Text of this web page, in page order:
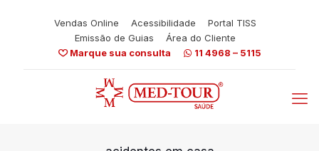
Vendas Online Acessibilidade
Portal TISS
Emissão de Guias
Área do Cliente
Marque sua consulta
11 4968 – 5115